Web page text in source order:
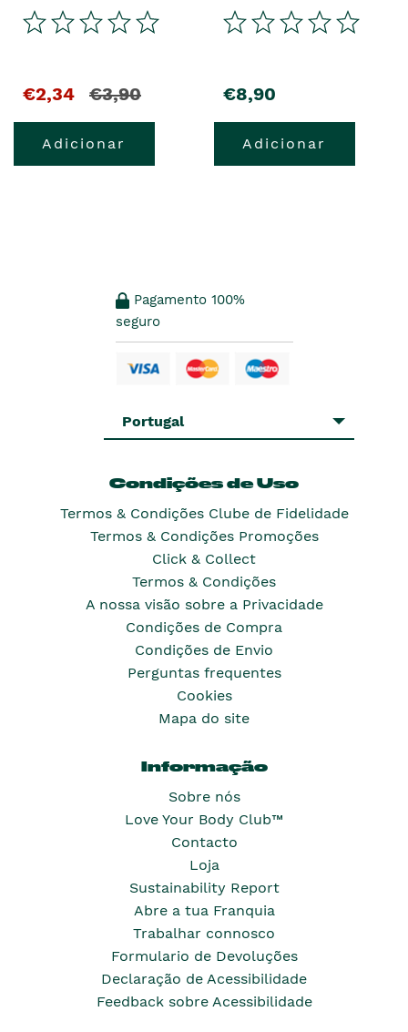
€2,34 €3,90
Adicionar
€8,90
Adicionar
Pagamento 100%
seguro
Portugal
Condições de Uso
Termos & Condições Clube de Fidelidade
Termos & Condições Promoções
Click & Collect
Termos & Condições
A nossa visão sobre a Privacidade
Condições de Compra
Condições de Envio
Perguntas frequentes
Cookies
Mapa do site
Informação
Sobre nós
Love Your Body Club™
Contacto
Loja
Sustainability Report
Abre a tua Franquia
Trabalhar connosco
Formulario de Devoluções
Declaração de Acessibilidade
Feedback sobre Acessibilidade